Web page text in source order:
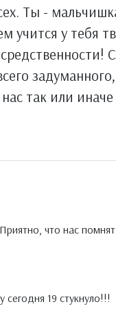
Ты -
учится у тебя
так или
Приятно, что нас
19 стукнуло!!!